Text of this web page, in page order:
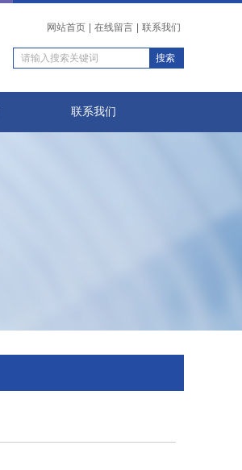
网站首页 在线留言 联系我们
联系我们